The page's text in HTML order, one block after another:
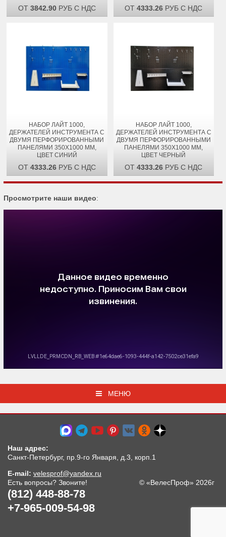
ОТ 3842.90РУБ С НДС ОТ4333.26 РУБ С НДС
НАБОР ЛАЙТ 1000,
ДЕРЖАТЕЛЕЙ ИНСТРУМЕНТА С
ДВУМЯ ПЕРФОРИРОВАННЫМИ
ПАНЕЛЯМИ 350Х1000 ММ,
ЦВЕТ СИНИЙ
ОТ 4333.26РУБ С НДС
НАБОР ЛАЙТ 1000,
ДЕРЖАТЕЛЕЙ ИНСТРУМЕНТА С
ДВУМЯ ПЕРФОРИРОВАННЫМИ
ПАНЕЛЯМИ 350Х1000 ММ,
ЦВЕТ ЧЕРНЫЙ
ОТ4333.26 РУБ С НДС
Просмотрите наши видео:
МЕНЮ
Наш адрес:
Санкт-Петербург, пр.9-го Января, д.3, корп.1
E-mail: velesprof@yandex.ru
Есть вопросы? Звоните!
(812) 448-88-78
+7-965-009-54-98
© «ВелесПроф» 2026г